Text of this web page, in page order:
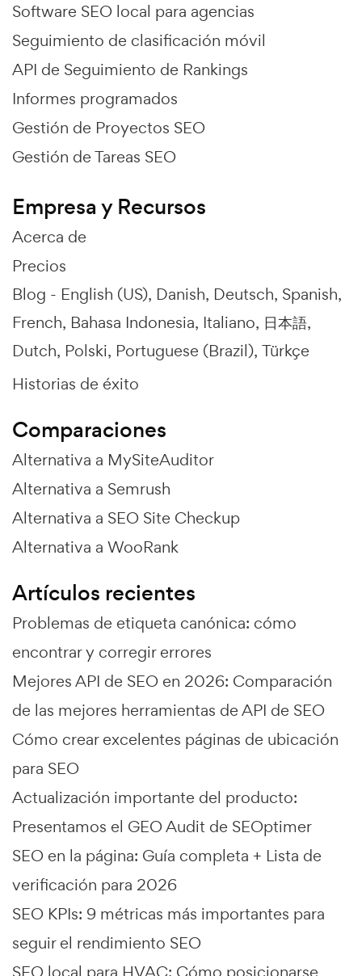
Software SEO local para agencias
Seguimiento de clasificación móvil
API de Seguimiento de Rankings
Informes programados
Gestión de Proyectos SEO
Gestión de Tareas SEO
Empresa y Recursos
Acerca de
Precios
Blog - English (US) Danish Deutsch Spanish
French Bahasa Indonesia Italiano 日本語
Dutch Polski Portuguese (Brazil) Türkçe
Historias de éxito
Comparaciones
Alternativa a MySiteAuditor
Alternativa a Semrush
Alternativa a SEO Site Checkup
Alternativa a WooRank
Artículos recientes
Problemas de etiqueta canónica: cómo
encontrar y corregir errores
Mejores API de SEO en 2026: Comparación
de las mejores herramientas de API de SEO
Cómo crear excelentes páginas de ubicación
para SEO
Actualización importante del producto:
Presentamos el GEO Audit de SEOptimer
SEO en la página: Guía completa + Lista de
verificación para 2026
SEO KPIs: 9 métricas más importantes para
seguir el rendimiento SEO